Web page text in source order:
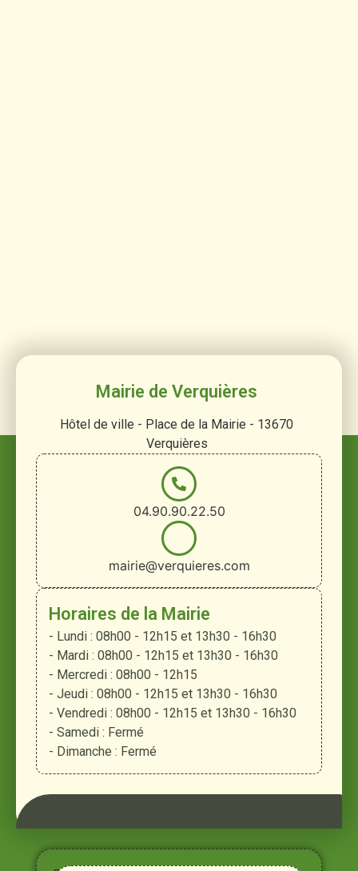
Mairie de Verquières
Hôtel de ville - Place de la Mairie - 13670
Verquières
04.90.90.22.50
mairie@verquieres.com
Horaires de la Mairie
- Lundi : 08h00 - 12h15 et 13h30 - 16h30
- Mardi : 08h00 - 12h15 et 13h30 - 16h30
- Mercredi : 08h00 - 12h15
- Jeudi : 08h00 - 12h15 et 13h30 - 16h30
- Vendredi : 08h00 - 12h15 et 13h30 - 16h30
- Samedi : Fermé
- Dimanche : Fermé